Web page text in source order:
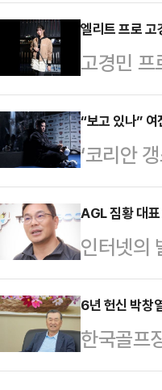
하기 때문
키우지 않
정신력 향
니어 선수
도자 연
과 운동
엘리트 프로
고경민
프로는 예
프에 대한
언서, 골
리고 앞으
설명이다.
에서 만
나.고경…
“보고 있나”
‘코리안
던 2004
도 했다.
수술이
전 재산을
된 수련
월, Heat
했…
AGL 짐황 대
인터넷의
를 맞이했
갈지, 어
된다. 이
로벌 유
6년 헌신 박창
한국골프
고, 골프